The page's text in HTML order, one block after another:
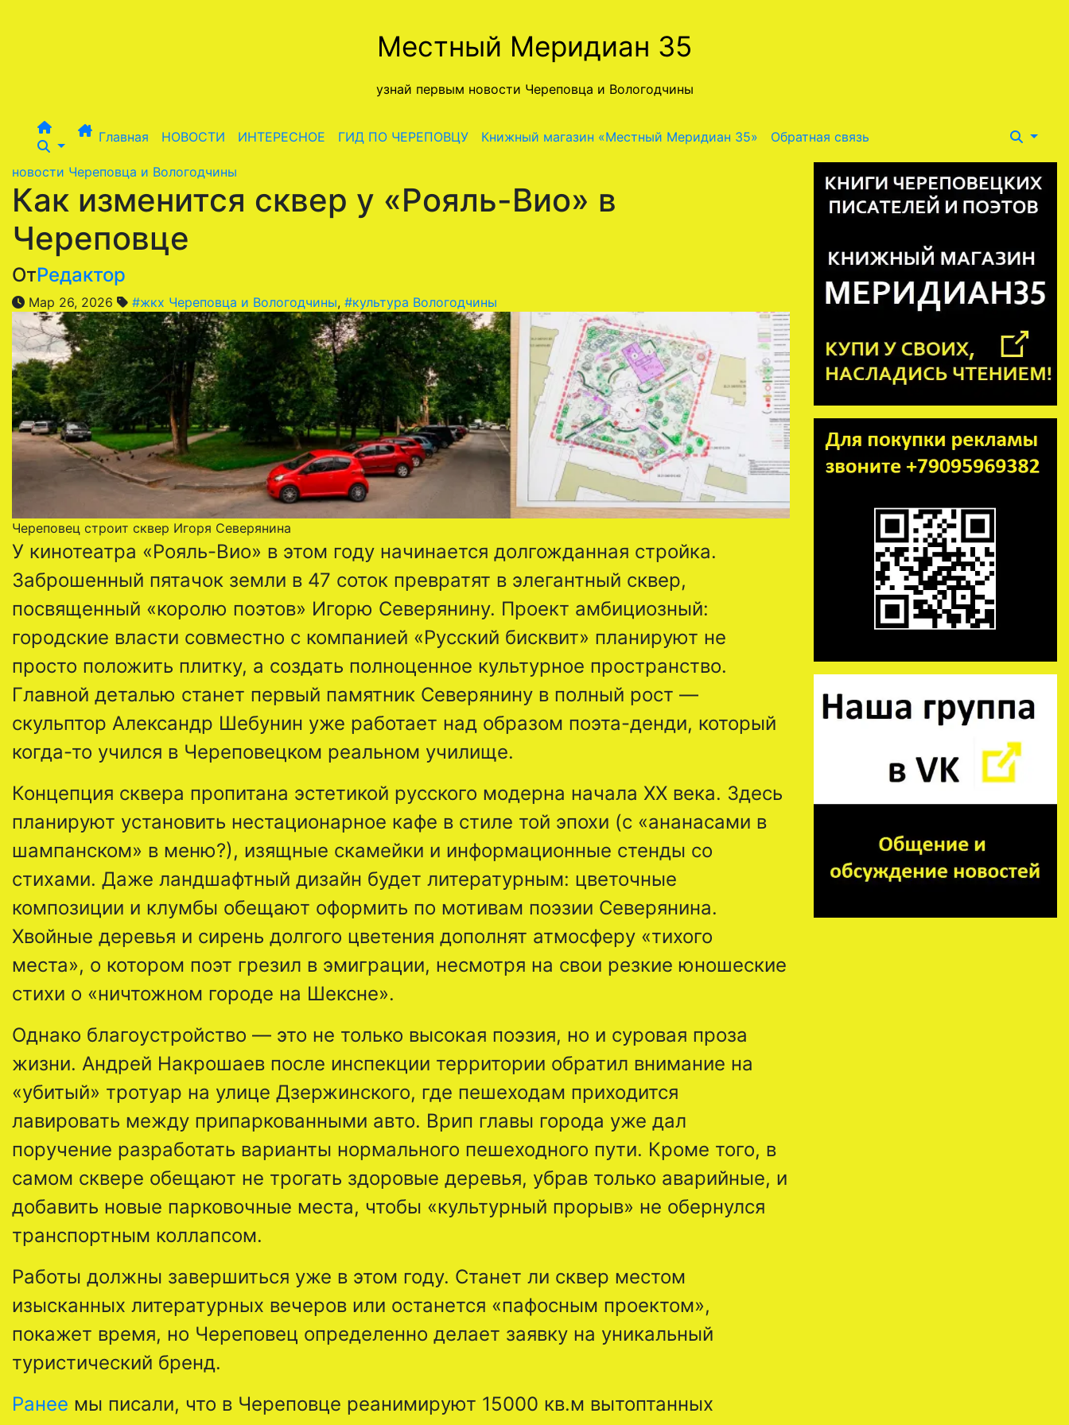
Местный Меридиан 35
узнай первым новости Череповца и Вологодчины
Главная НОВОСТИ ИНТЕРЕСНОЕ ГИД ПО ЧЕРЕПОВЦУ Книжный магазин «Местный Меридиан 35» Обратная связь
новости Череповца и Вологодчины
Как изменится сквер у «Рояль-Вио» в
Череповце
ОтРедактор
Мар 26, 2026 #жкх Череповца и Вологодчины, #культура Вологодчины
Череповец строит сквер Игоря Северянина
У кинотеатра «Рояль-Вио» в этом году начинается долгожданная стройка.
Заброшенный пятачок земли в 47 соток превратят в элегантный сквер,
посвященный «королю поэтов» Игорю Северянину. Проект амбициозный:
городские власти совместно с компанией «Русский бисквит» планируют не
просто положить плитку, а создать полноценное культурное пространство.
Главной деталью станет первый памятник Северянину в полный рост —
скульптор Александр Шебунин уже работает над образом поэта-денди, который
когда-то учился в Череповецком реальном училище.
Концепция сквера пропитана эстетикой русского модерна начала XX века. Здесь
планируют установить нестационарное кафе в стиле той эпохи (с «ананасами в
шампанском» в меню?), изящные скамейки и информационные стенды со
стихами. Даже ландшафтный дизайн будет литературным: цветочные
композиции и клумбы обещают оформить по мотивам поэзии Северянина.
Хвойные деревья и сирень долгого цветения дополнят атмосферу «тихого
места», о котором поэт грезил в эмиграции, несмотря на свои резкие юношеские
стихи о «ничтожном городе на Шексне».
Однако благоустройство — это не только высокая поэзия, но и суровая проза
жизни. Андрей Накрошаев после инспекции территории обратил внимание на
«убитый» тротуар на улице Дзержинского, где пешеходам приходится
лавировать между припаркованными авто. Врип главы города уже дал
поручение разработать варианты нормального пешеходного пути. Кроме того, в
самом сквере обещают не трогать здоровые деревья, убрав только аварийные, и
добавить новые парковочные места, чтобы «культурный прорыв» не обернулся
транспортным коллапсом.
Работы должны завершиться уже в этом году. Станет ли сквер местом
изысканных литературных вечеров или останется «пафосным проектом»,
покажет время, но Череповец определенно делает заявку на уникальный
туристический бренд.
Ранее мы писали, что в Череповце реанимируют 15000 кв.м вытоптанных